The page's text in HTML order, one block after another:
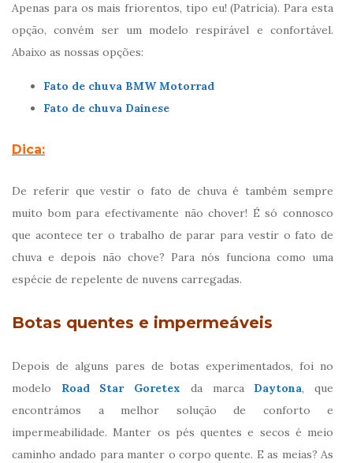
Apenas para os mais friorentos, tipo eu! (Patrícia). Para esta
opção, convém ser um modelo respirável e confortável.
Abaixo as nossas opções:
Fato de chuva BMW Motorrad
Fato de chuva Dainese
Dica:
De referir que vestir o fato de chuva é também sempre
muito bom para efectivamente não chover! É só connosco
que acontece ter o trabalho de parar para vestir o fato de
chuva e depois não chove? Para nós funciona como uma
espécie de repelente de nuvens carregadas.
Botas quentes e impermeáveis
Depois de alguns pares de botas experimentados, foi no
modelo Road Star Goretex da marca Daytona, que
encontrámos a melhor solução de conforto e
impermeabilidade. Manter os pés quentes e secos é meio
caminho andado para manter o corpo quente. E as meias? As